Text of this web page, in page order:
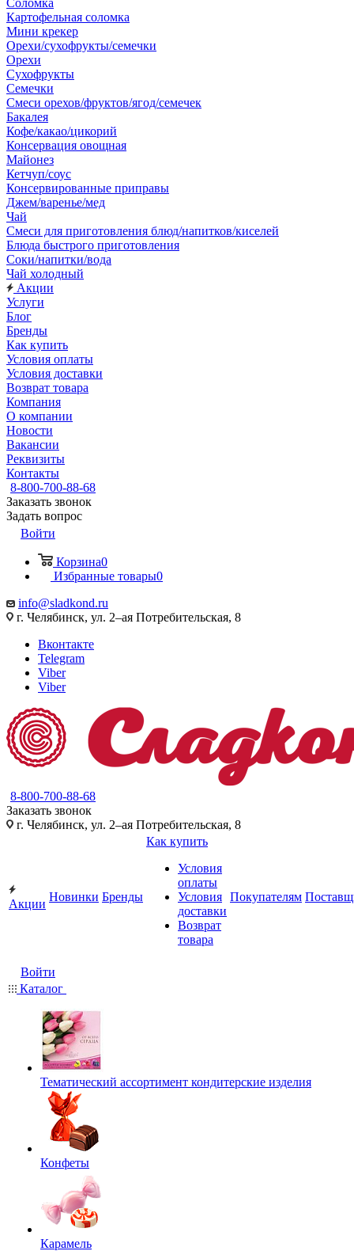
Соломка
Картофельная соломка
Мини крекер
Орехи/сухофрукты/семечки
Орехи
Сухофрукты
Семечки
Смеси орехов/фруктов/ягод/семечек
Бакалея
Кофе/какао/цикорий
Консервация овощная
Майонез
Кетчуп/соус
Консервированные приправы
Джем/варенье/мед
Чай
Смеси для приготовления блюд/напитков/киселей
Блюда быстрого приготовления
Соки/напитки/вода
Чай холодный
Акции
Услуги
Блог
Бренды
Как купить
Условия оплаты
Условия доставки
Возврат товара
Компания
О компании
Новости
Вакансии
Реквизиты
Контакты
8-800-700-88-68
Заказать звонок
Задать вопрос
Войти
Корзина0
Избранные товары0
info@sladkond.ru
г. Челябинск, ул. 2–ая Потребительская, 8
Вконтакте
Telegram
Viber
Viber
8-800-700-88-68
Заказать звонок
г. Челябинск, ул. 2–ая Потребительская, 8
Акции
Новинки Бренды
Как купить
Условия
оплаты
Условия
доставки
Возврат
товара
Покупателям
Войти
Каталог
Тематический ассортимент кондитерские изделия
Конфеты
Карамель